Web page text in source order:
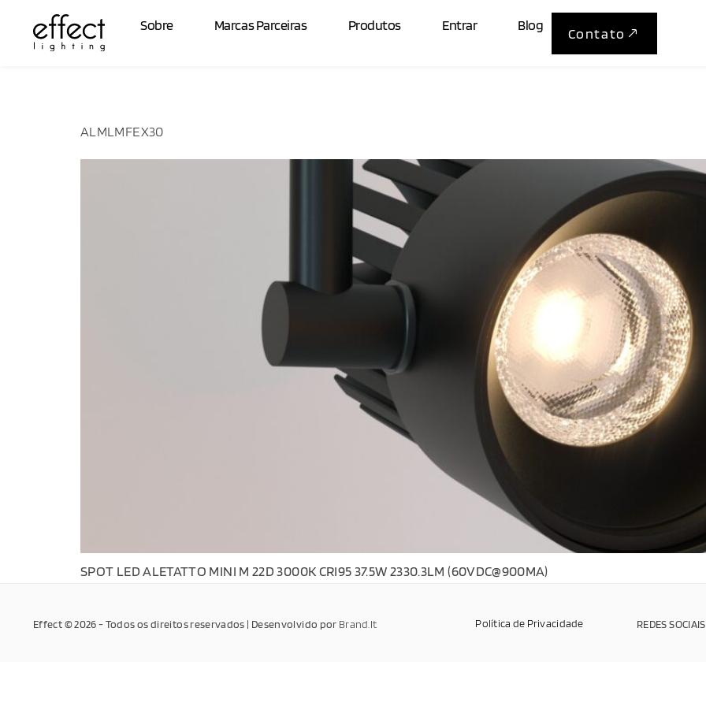
Sobre Marcas Parceiras Produtos Entrar Blog
Contato
Potência: 37.5W
ALMLMFEX30
SPOT LED ALETATTO MINI M 22D 3000K CRI95 37.5W 2330.3LM (60VDC@900MA)
Effect © 2026 - Todos os direitos reservados | Desenvolvido por Brand.It Política de Privacidade REDES SOCIAIS